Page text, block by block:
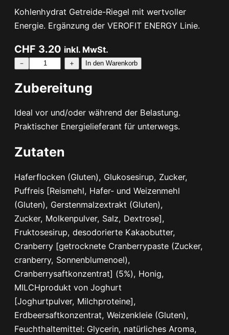
Kohlenhydrat Getreide-Riegel mit wertvoller
Energie. Ergänzung der VEROFIT ENERGY Linie.
CHF 3.20 inkl. MwSt.
－
E
G
Y
B
a
r
E
i
n
z
e
l
M
e
n
g
e
＋ In den Warenkorb
Zubereitung
Ideal vor und/oder während der Belastung.
Praktischer Energielieferant für unterwegs.
Zutaten
Haferflocken (Gluten), Glukosesirup, Zucker,
Puffreis [Reismehl, Hafer- und Weizenmehl
(Gluten), Gerstenmalzextrakt (Gluten),
Zucker, Molkenpulver, Salz, Dextrose],
Fruktosesirup, desodorierte Kakaobutter,
Cranberry [getrocknete Cranberrypaste (Zucker,
cranberry, Sonnenblumenoel),
Cranberrysaftkonzentrat] (5%), Honig,
MILCHprodukt von Joghurt
[Joghurtpulver, Milchproteine],
Erdbeersaftkonzentrat, Weizenkleie (Gluten),
Feuchthaltemittel: Glycerin, natürliches Aroma,